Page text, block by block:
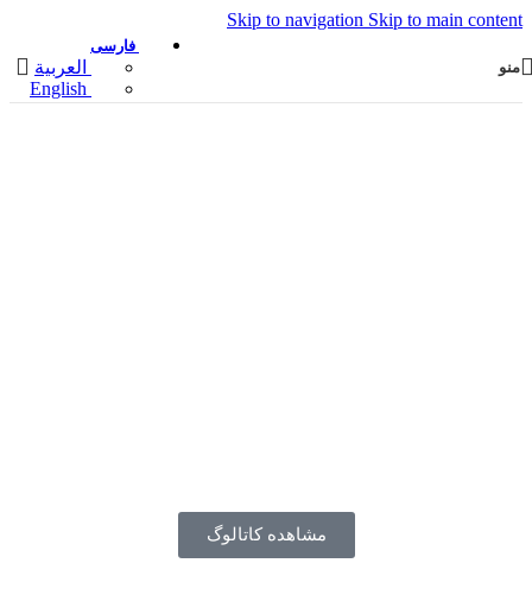
Skip to navigation Skip to main content
منو
فارسی
العربية
English
مشاهده کاتالوگ